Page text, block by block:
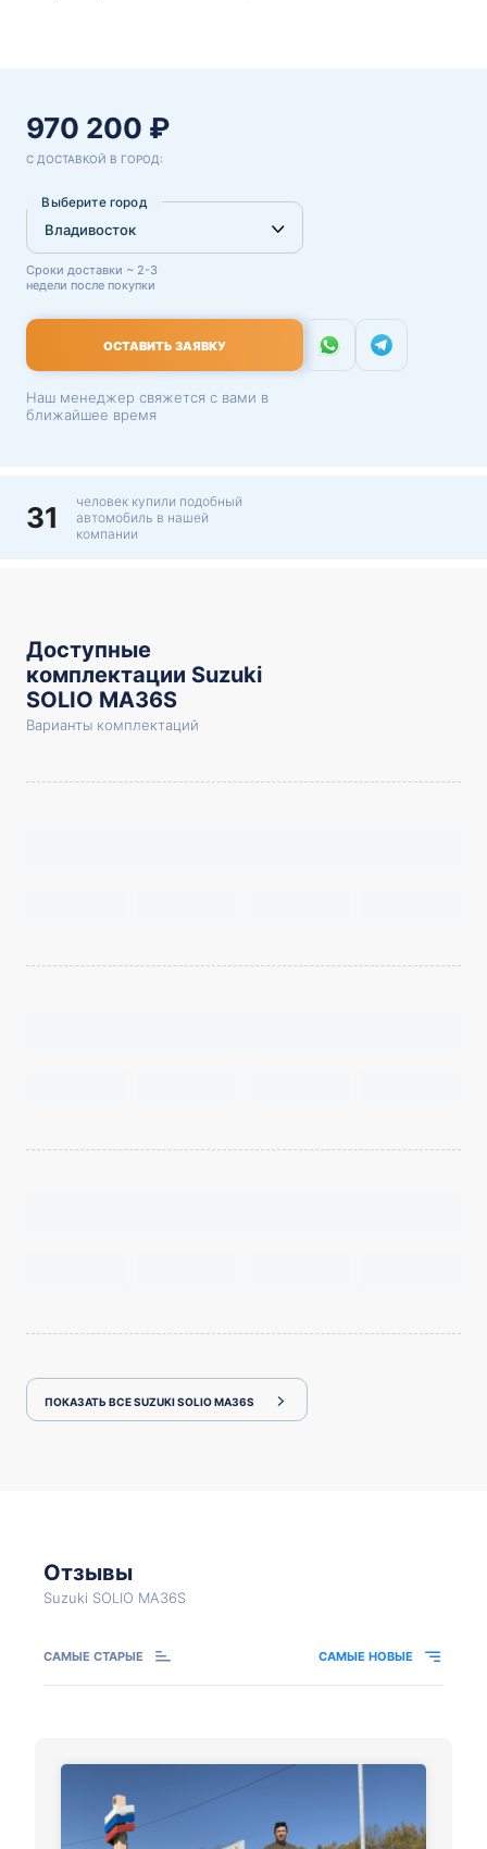
970 200 ₽
С ДОСТАВКОЙ В ГОРОД:
Выберите город
Сроки доставки ~ 2-3
недели после покупки
ОСТАВИТЬ ЗАЯВКУ
Наш менеджер свяжется с вами в
ближайшее время
31
человек купили подобный
автомобиль в нашей
компании
Доступные
комплектации Suzuki
SOLIO MA36S
Варианты комплектаций
ПОКАЗАТЬ ВСЕ SUZUKI SOLIO MA36S
Отзывы
Suzuki SOLIO MA36S
САМЫЕ СТАРЫЕ САМЫЕ НОВЫЕ